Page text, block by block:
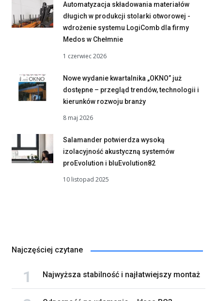
Automatyzacja składowania materiałów
długich w produkcji stolarki otworowej -
wdrożenie systemu LogiComb dla firmy
Medos w Chełmnie
1 czerwiec 2026
Nowe wydanie kwartalnika „OKNO” już
dostępne – przegląd trendów, technologii i
kierunków rozwoju branży
8 maj 2026
Salamander potwierdza wysoką
izolacyjność akustyczną systemów
proEvolution i bluEvolution82
10 listopad 2025
Najczęściej czytane
Najwyższa stabilność i najłatwiejszy montaż